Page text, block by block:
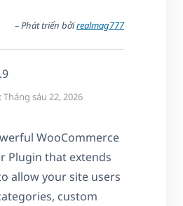
– Phát triển bởirealmag777
sáu 22, 2026
WooCommerce
Plugin that extends
allow your site users
custom